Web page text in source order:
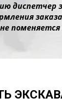
диспетчер
поменяется